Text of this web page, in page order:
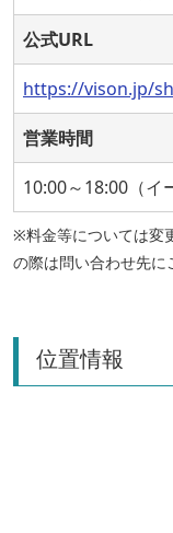
公式URL
https://vison.jp/
営業時間
10:00～18:00（イ
※料金等については変
の際は問い合わせ先に
位置情報